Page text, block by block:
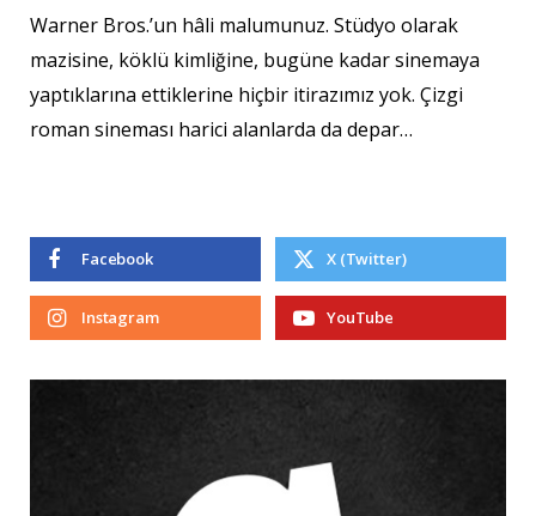
Warner Bros.’un hâli malumunuz. Stüdyo olarak
mazisine, köklü kimliğine, bugüne kadar sinemaya
yaptıklarına ettiklerine hiçbir itirazımız yok. Çizgi
roman sineması harici alanlarda da depar…
Facebook X (Twitter)
Instagram YouTube